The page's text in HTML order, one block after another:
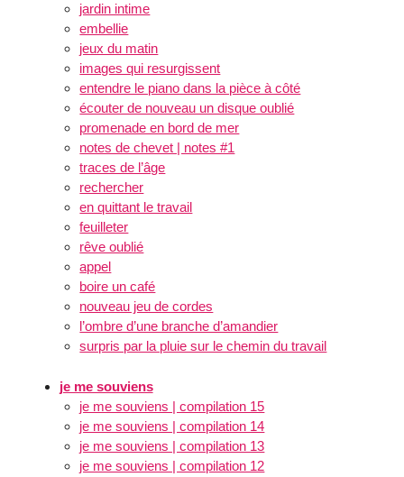
jardin intime
embellie
jeux du matin
images qui resurgissent
entendre le piano dans la pièce à côté
écouter de nouveau un disque oublié
promenade en bord de mer
notes de chevet | notes #1
traces de l’âge
rechercher
en quittant le travail
feuilleter
rêve oublié
appel
boire un café
nouveau jeu de cordes
l’ombre d’une branche d’amandier
surpris par la pluie sur le chemin du travail
je me souviens
je me souviens | compilation 15
je me souviens | compilation 14
je me souviens | compilation 13
je me souviens | compilation 12